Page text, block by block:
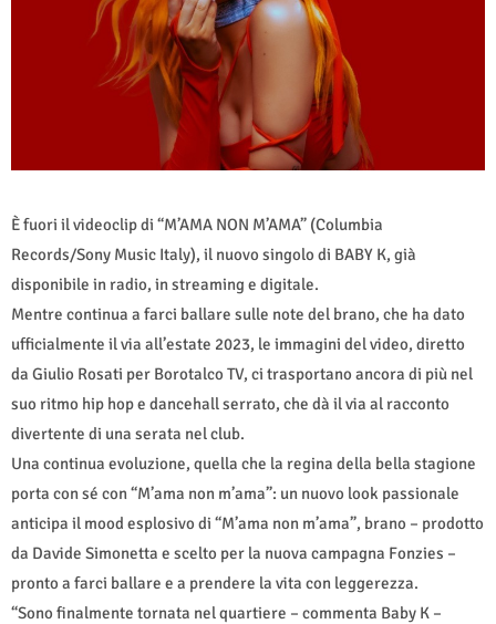
È fuori il videoclip di “M’AMA NON M’AMA” (Columbia
Records/Sony Music Italy), il nuovo singolo di BABY K, già
disponibile in radio, in streaming e digitale.
Mentre continua a farci ballare sulle note del brano, che ha dato
ufficialmente il via all’estate 2023, le immagini del video, diretto
da Giulio Rosati per Borotalco TV, ci trasportano ancora di più nel
suo ritmo hip hop e dancehall serrato, che dà il via al racconto
divertente di una serata nel club.
Una continua evoluzione, quella che la regina della bella stagione
porta con sé con “M’ama non m’ama”: un nuovo look passionale
anticipa il mood esplosivo di “M’ama non m’ama”, brano – prodotto
da Davide Simonetta e scelto per la nuova campagna Fonzies –
pronto a farci ballare e a prendere la vita con leggerezza.
“Sono finalmente tornata nel quartiere – commenta Baby K –